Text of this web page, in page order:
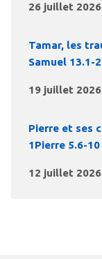
26 juillet 2026
Tamar, les
Samuel 13.1-
19 juillet 2026
Pierre et ses
1Pierre 5.6-10
12 juillet 2026